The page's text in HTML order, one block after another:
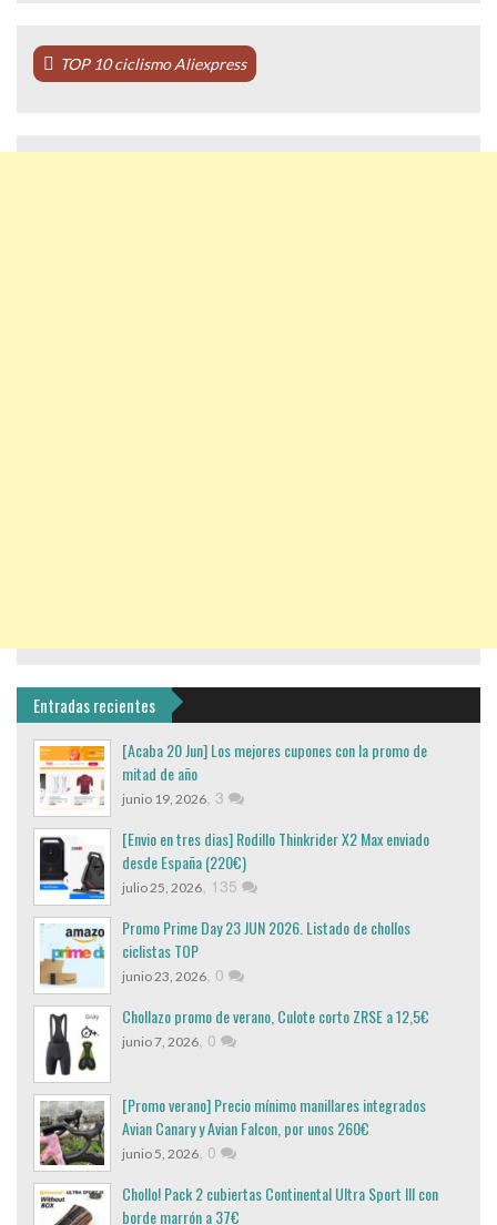
TOP 10 ciclismo Aliexpress
Entradas recientes
[Acaba 20 Jun] Los mejores cupones con la promo de
mitad de año
junio 19, 2026, 3
[Envio en tres dias] Rodillo Thinkrider X2 Max enviado
desde España (220€)
julio 25, 2026, 135
Promo Prime Day 23 JUN 2026. Listado de chollos
ciclistas TOP
junio 23, 2026, 0
Chollazo promo de verano, Culote corto ZRSE a 12,5€
junio 7, 2026, 0
[Promo verano] Precio mínimo manillares integrados
Avian Canary y Avian Falcon, por unos 260€
junio 5, 2026, 0
Chollo! Pack 2 cubiertas Continental Ultra Sport III con
borde marrón a 37€